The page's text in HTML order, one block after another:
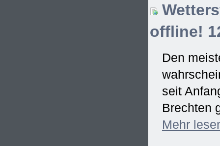
offline!
Den
seit
Brechten
Mehr